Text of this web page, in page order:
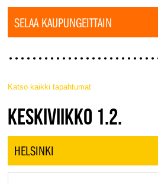
SELAA KAUPUNGEITTAIN
Katso kaikki tapahtumat
JAZZ FINLAND LIVE
KESKIVIIKKO 1.2.
HELSINKI